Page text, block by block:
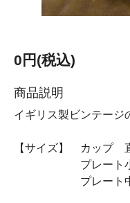
0円(税込)
商品説明
イギリス製ビンテージ
【サイズ】 カップ
プレート小
プレート中